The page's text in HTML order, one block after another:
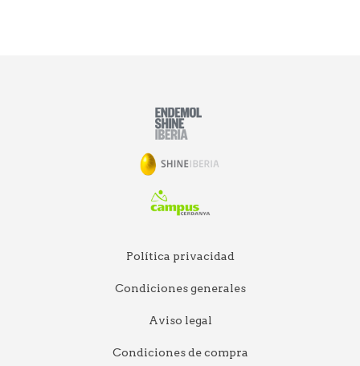
Política privacidad
Condiciones generales
Aviso legal
Condiciones de compra